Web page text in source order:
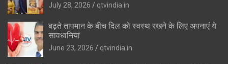
July 28, 2026
qtvindia.in
बढ़ते तापमान के बीच दिल को स्वस्थ रखने के लिए अपनाएं ये
सावधानियां
June 23, 2026
qtvindia.in